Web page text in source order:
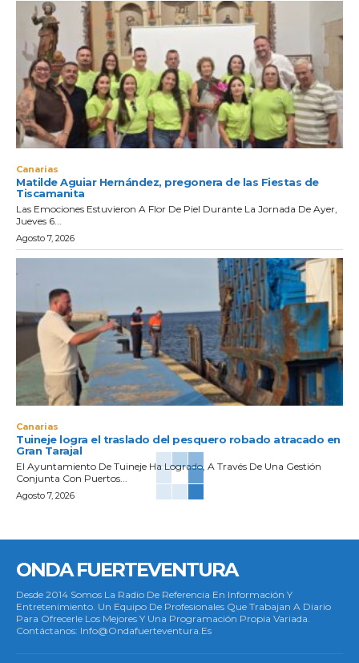
Canarias
Matilde Aguiar Hernández, pregonera de las Fiestas de
Tiscamanita
Las Emociones Estuvieron A Flor De Piel Durante La Jornada De Ayer,
Jueves 6...
Agosto 7, 2026
Canarias
Tuineje logra el traslado del pesquero robado atracado en
Gran Tarajal
El Ayuntamiento De Tuineje Ha Logrado, A Través De Una Gestión
Conjunta Con Puertos...
Agosto 7, 2026
ONDA FUERTEVENTURA
Desde 2014 Somos La Radio De Referencia En Información Y
Entretenimiento. Un Equipo De Profesionales Que Trabajan A Diario
Para Ofrecerle Los Mejores Y Una Programación Propia Variada.
Contáctanos: Info@ondafuerteventura.es